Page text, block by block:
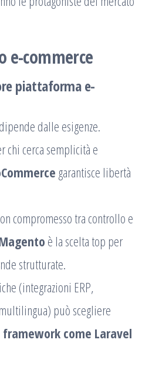
e-commerce
piattaforma e-
dalle esigenze.
chi cerca semplicità e
garantisce libertà
compromesso tra controllo e
è la scelta top per
strutturate.
(integrazioni ERP,
può scegliere
come Laravel